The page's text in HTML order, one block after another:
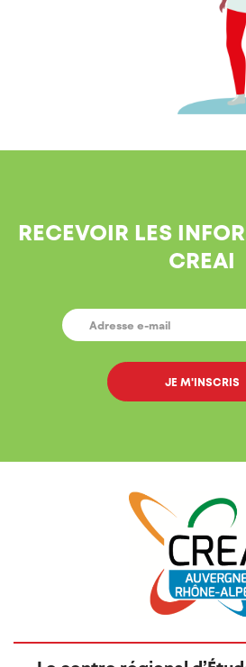
RECEVOIR LES
CREAI
E-
MAIL *